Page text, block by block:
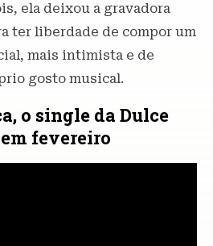
ela deixou a gravadora
ter liberdade de compor um
mais intimista e de
gosto musical.
o single da Dulce
fevereiro